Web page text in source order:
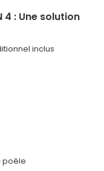
4 : Une solution
inclus
poêle